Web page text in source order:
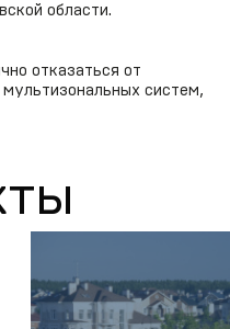
области.
отказаться от
систем,